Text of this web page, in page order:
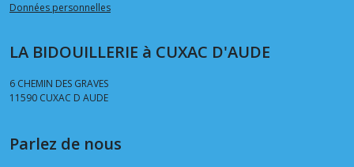
Données personnelles
LA BIDOUILLERIE à CUXAC D'AUDE
6 CHEMIN DES GRAVES
11590 CUXAC D AUDE
Parlez de nous